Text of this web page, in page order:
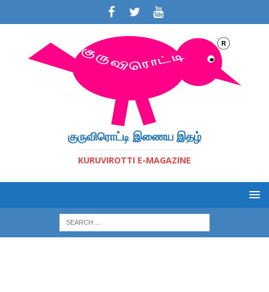
குருவிரொட்டி இணைய இதழ்
KURUVIROTTI E-MAGAZINE